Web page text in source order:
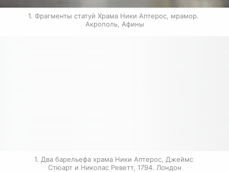
1. Фрагменты статуй Храма Ники Аптерос, мрамор.
Акрополь, Афины
1. Два барельефа храма Ники Аптерос, Джеймс
Стюарт и Николас Реветт, 1794. Лондон